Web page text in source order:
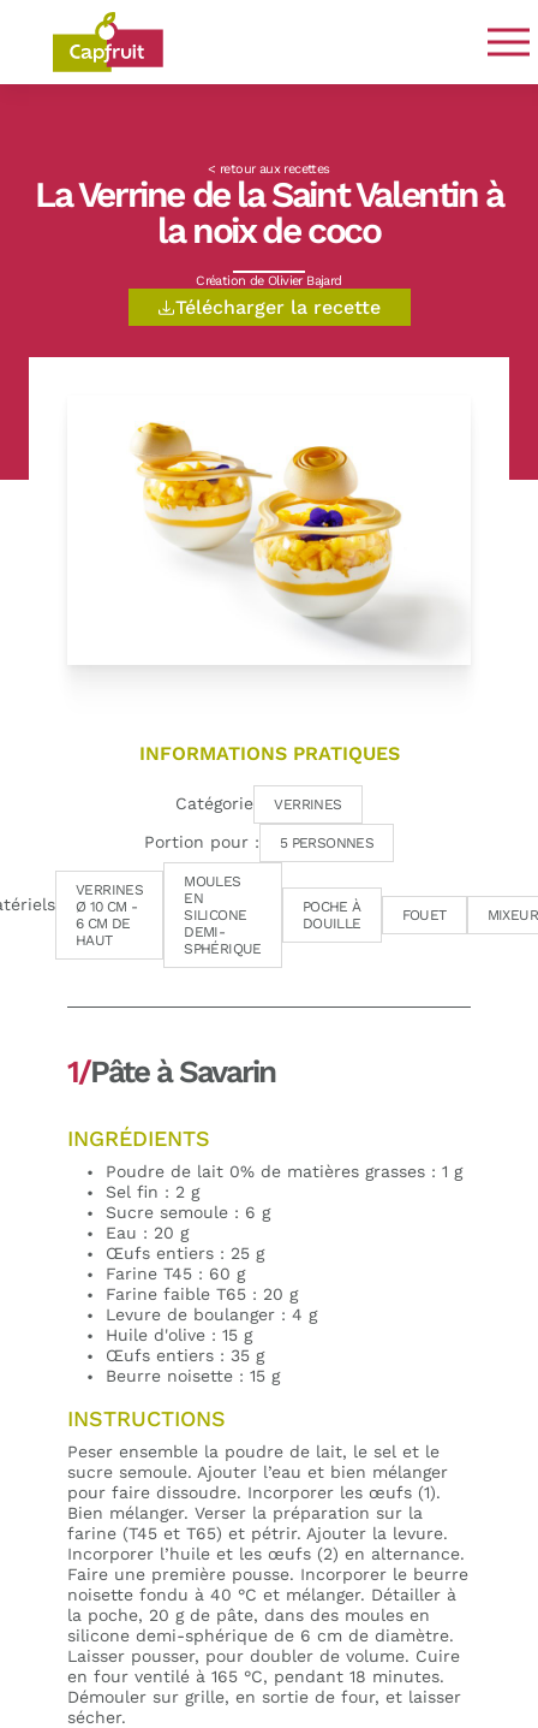
Engagés de la terre à l’assiette
< retour aux recettes
La Verrine de la Saint Valentin à
la noix de coco
Création de Olivier Bajard
Télécharger la recette
INFORMATIONS PRATIQUES
Catégorie VERRINES
Portion pour : 5 PERSONNES
VERRINES
Ø 10 CM -
6 CM DE
HAUT
MOULES
EN
SILICONE
DEMI-
SPHÉRIQUE
POCHE À
DOUILLE
FOUET MIXEUR
1/Pâte à Savarin
INGRÉDIENTS
Poudre de lait 0% de matières grasses : 1 g
Sel fin : 2 g
Sucre semoule : 6 g
Eau : 20 g
Œufs entiers : 25 g
Farine T45 : 60 g
Farine faible T65 : 20 g
Levure de boulanger : 4 g
Huile d'olive : 15 g
Œufs entiers : 35 g
Beurre noisette : 15 g
INSTRUCTIONS
Peser ensemble la poudre de lait, le sel et le
sucre semoule. Ajouter l’eau et bien mélanger
pour faire dissoudre. Incorporer les œufs (1).
Bien mélanger. Verser la préparation sur la
farine (T45 et T65) et pétrir. Ajouter la levure.
Incorporer l’huile et les œufs (2) en alternance.
Faire une première pousse. Incorporer le beurre
noisette fondu à 40 °C et mélanger. Détailler à
la poche, 20 g de pâte, dans des moules en
silicone demi-sphérique de 6 cm de diamètre.
Laisser pousser, pour doubler de volume. Cuire
en four ventilé à 165 °C, pendant 18 minutes.
Démouler sur grille, en sortie de four, et laisser
sécher.